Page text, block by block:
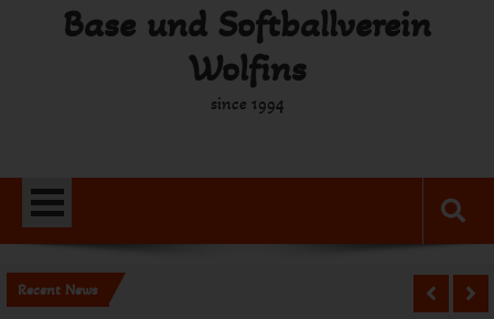
Base und Softballverein
Wolfins
since 1994
Recent News